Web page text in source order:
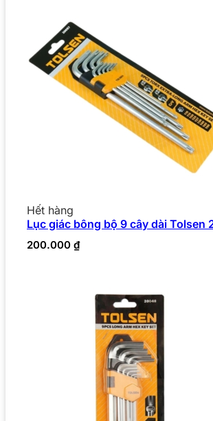
Hết hàng
Lục giác bông bộ 9 cây dài Tolsen
200.000 ₫